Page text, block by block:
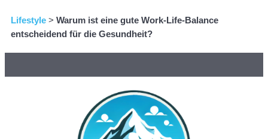
Lifestyle > Warum ist eine gute Work-Life-Balance
entscheidend für die Gesundheit?